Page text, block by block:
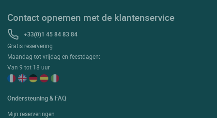
Contact opnemen met de klantenservice
+33(0)1 45 84 83 84
Gratis reservering
Maandag tot vrijdag en feestdagen:
Van 9 tot 18 uur
Ondersteuning & FAQ
Mijn reserveringen